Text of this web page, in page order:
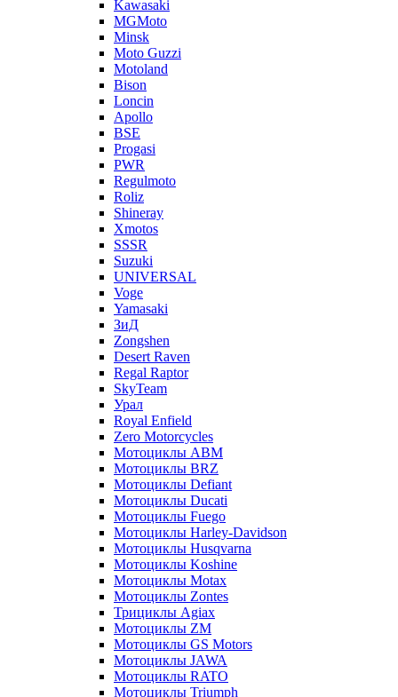
Kawasaki
MGMoto
Minsk
Moto Guzzi
Motoland
Bison
Loncin
Apollo
BSE
Progasi
PWR
Regulmoto
Roliz
Shineray
Xmotos
SSSR
Suzuki
UNIVERSAL
Voge
Yamasaki
ЗиД
Zongshen
Desert Raven
Regal Raptor
SkyTeam
Урал
Royal Enfield
Zero Motorcycles
Мотоциклы ABM
Мотоциклы BRZ
Мотоциклы Defiant
Мотоциклы Ducati
Мотоциклы Fuego
Мотоциклы Harley-Davidson
Мотоциклы Husqvarna
Мотоциклы Koshine
Мотоциклы Motax
Мотоциклы Zontes
Трициклы Agiax
Мотоциклы ZM
Мотоциклы GS Motors
Мотоциклы JAWA
Мотоциклы RATO
Мотоциклы Triumph